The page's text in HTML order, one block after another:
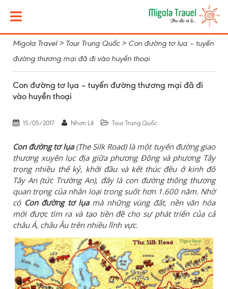
Migola Travel> Tour Trung Quốc> Con đường tơ lụa – tuyến
đường thương mại đã đi vào huyền thoại
Con đường tơ lụa – tuyến đường thương mại đã đi
vào huyền thoại
15/05/2017 Nhơn Lê Tour Trung Quốc
Con đường tơ lụa(The Silk Road) là một tuyến đường giao
thương xuyên lục địa giữa phương Đông và phương Tây
trong nhiều thế kỷ, khởi đầu và kết thúc đều ở kinh đô
Tây An (tức Trường An), đây là con đường thông thương
quan trọng của nhân loại trong suốt hơn 1.600 năm. Nhờ
có Con đường tơ lụa mà những vùng đất, nền văn hóa
mới được tìm ra và tạo tiền đề cho sự phát triển của cả
châu Á, châu Âu trên nhiều lĩnh vực.